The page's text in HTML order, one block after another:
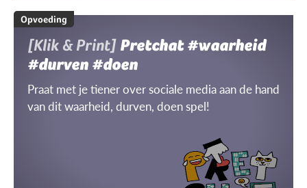
Opvoeding
[Klik & Print] Pretchat #waarheid
#durven #doen
Praat met je tiener over sociale media aan de hand
van dit waarheid, durven, doen spel!